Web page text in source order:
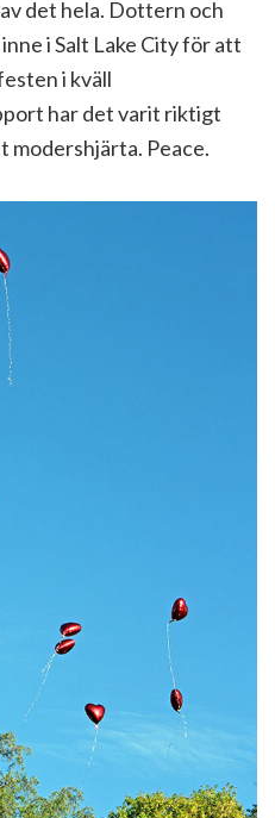
det hela. Dottern och
i Salt Lake City för att
i kväll
har det varit riktigt
modershjärta. Peace.